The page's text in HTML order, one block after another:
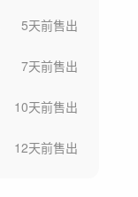
5天前售出
7天前售出
10天前售出
12天前售出